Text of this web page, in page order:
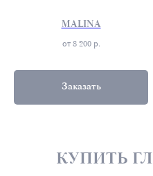
MALINA
от 8 200 р.
Заказать
КУПИТЬ